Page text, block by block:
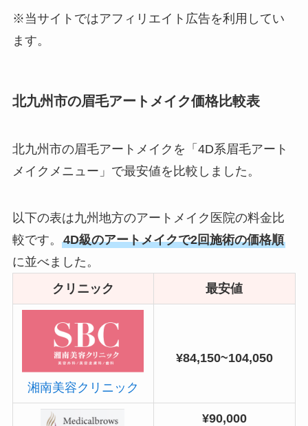
※当サイトではアフィリエイト広告を利用してい
ます。
北九州市の眉毛アートメイク価格比較表
北九州市の眉毛アートメイクを「4D系眉毛アート
メイクメニュー」で最安値を比較しました。
以下の表は九州地方のアートメイク医院の料金比
較です。 4D級のアートメイクで2回施術の価格順
に並べました。
クリニック
最安値
湘南美容クリニック
¥84,150~104,050
¥90,000